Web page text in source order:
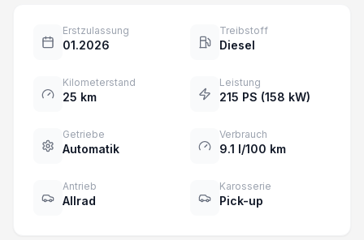
Erstzulassung
01.2026
Treibstoff
Diesel
Kilometerstand
25 km
Leistung
215 PS (158 kW)
Getriebe
Automatik
Verbrauch
9.1 l/100 km
Antrieb
Allrad
Karosserie
Pick-up